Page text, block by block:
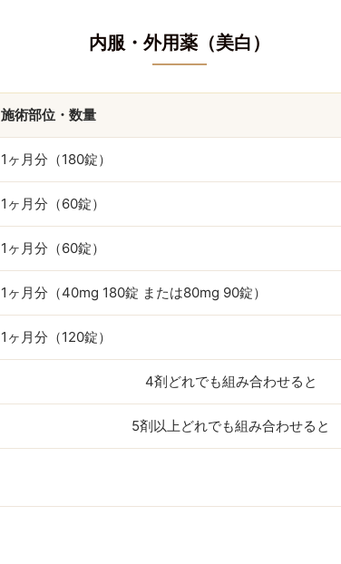
内服・外用薬（美白）
施術部位・数量
1ヶ月分（180錠）
1ヶ月分（60錠）
1ヶ月分（60錠）
1ヶ月分（40mg 180錠 または80mg 90錠）
1ヶ月分（120錠）
4剤どれでも組み合わせると
5剤以上どれでも組み合わせると